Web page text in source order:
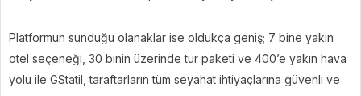
Platformun sunduğu olanaklar ise oldukça geniş; 7 bine yakın
otel seçeneği, 30 binin üzerinde tur paketi ve 400’e yakın hava
yolu ile GStatil, taraftarların tüm seyahat ihtiyaçlarına güvenli ve